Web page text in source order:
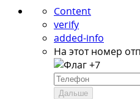
Content
verify
added-info
На этот номер
+7
Дальше